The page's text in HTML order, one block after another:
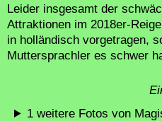
Leider insgesamt der
Attraktionen im 2018er-
in holländisch vorgetragen,
Muttersprachler es schwer
1 weitere Fotos von